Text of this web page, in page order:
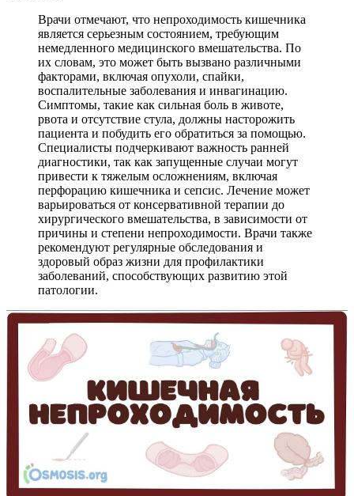
Врачи отмечают, что непроходимость кишечника
является серьезным состоянием, требующим
немедленного медицинского вмешательства. По
их словам, это может быть вызвано различными
факторами, включая опухоли, спайки,
воспалительные заболевания и инвагинацию.
Симптомы, такие как сильная боль в животе,
рвота и отсутствие стула, должны насторожить
пациента и побудить его обратиться за помощью.
Специалисты подчеркивают важность ранней
диагностики, так как запущенные случаи могут
привести к тяжелым осложнениям, включая
перфорацию кишечника и сепсис. Лечение может
варьироваться от консервативной терапии до
хирургического вмешательства, в зависимости от
причины и степени непроходимости. Врачи также
рекомендуют регулярные обследования и
здоровый образ жизни для профилактики
заболеваний, способствующих развитию этой
патологии.